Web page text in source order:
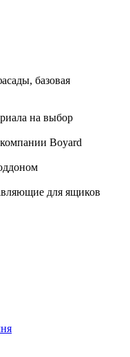
базовая
на выбор
Boyard
для ящиков